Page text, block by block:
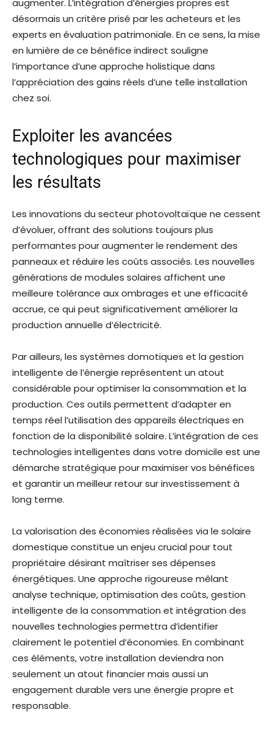
augmenter. L’intégration d’énergies propres est
désormais un critère prisé par les acheteurs et les
experts en évaluation patrimoniale. En ce sens, la mise
en lumière de ce bénéfice indirect souligne
l’importance d’une approche holistique dans
l’appréciation des gains réels d’une telle installation
chez soi.
Exploiter les avancées
technologiques pour maximiser
les résultats
Les innovations du secteur photovoltaïque ne cessent
d’évoluer, offrant des solutions toujours plus
performantes pour augmenter le rendement des
panneaux et réduire les coûts associés. Les nouvelles
générations de modules solaires affichent une
meilleure tolérance aux ombrages et une efficacité
accrue, ce qui peut significativement améliorer la
production annuelle d’électricité.
Par ailleurs, les systèmes domotiques et la gestion
intelligente de l’énergie représentent un atout
considérable pour optimiser la consommation et la
production. Ces outils permettent d’adapter en
temps réel l’utilisation des appareils électriques en
fonction de la disponibilité solaire. L’intégration de ces
technologies intelligentes dans votre domicile est une
démarche stratégique pour maximiser vos bénéfices
et garantir un meilleur retour sur investissement à
long terme.
La valorisation des économies réalisées via le solaire
domestique constitue un enjeu crucial pour tout
propriétaire désirant maîtriser ses dépenses
énergétiques. Une approche rigoureuse mêlant
analyse technique, optimisation des coûts, gestion
intelligente de la consommation et intégration des
nouvelles technologies permettra d’identifier
clairement le potentiel d’économies. En combinant
ces éléments, votre installation deviendra non
seulement un atout financier mais aussi un
engagement durable vers une énergie propre et
responsable.